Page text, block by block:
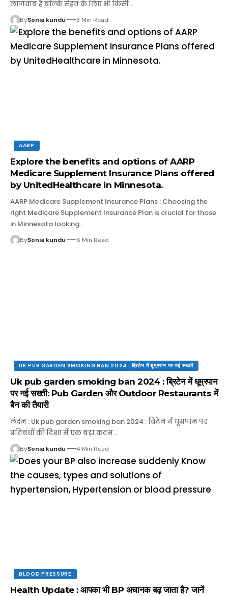
लाजवाब है बल्कि सेहत के लिए भी किसी…
BySonia kundu 3 Min Read
AARP
Explore the benefits and options of AARP
Medicare Supplement Insurance Plans offered
by UnitedHealthcare in Minnesota.
AARP Medicare Supplement Insurance Plans : Choosing the
right Medicare Supplement Insurance Plan is crucial for those
in Minnesota looking…
BySonia kundu 6 Min Read
UK PUB GARDEN SMOKING BAN 2024 : ब्रिटेन में धूम्रपान पर नई सख्ती
Uk pub garden smoking ban 2024 : ब्रिटेन में धूम्रपान
पर नई सख्ती: Pub Garden और Outdoor Restaurants में
बैन की तैयारी
लंदन : Uk pub garden smoking ban 2024 : ब्रिटेन में धूम्रपान पर
प्रतिबंधों की दिशा में एक बड़ा कदम…
BySonia kundu 4 Min Read
BLOOD PRESSURE
Health Update : आपका भी BP अचानक बढ़ जाता है? जानें